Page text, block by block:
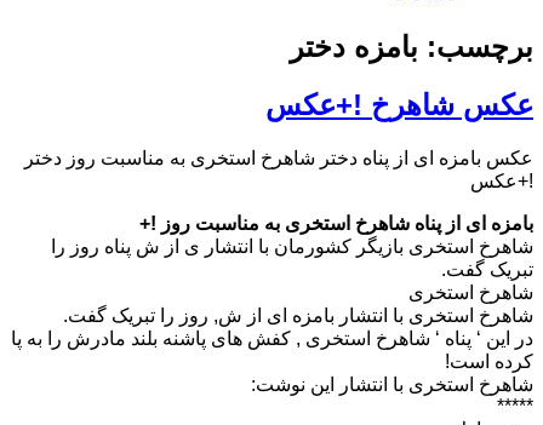
برچسب: بامزه دختر
عکس شاهرخ !+عکس
عکس بامزه ای از پناه دختر شاهرخ استخری به مناسبت روز دختر
!+عکس
بامزه ای از پناه شاهرخ استخری به مناسبت روز !+
شاهرخ استخری بازیگر کشورمان با انتشار ی از ش پناه روز را
تبریک گفت.
شاهرخ استخری
شاهرخ استخری با انتشار بامزه ای از ش, روز را تبریک گفت.
در این ‘ پناه ‘ شاهرخ استخری , کفش های پاشنه بلند مادرش را به پا
کرده است!
شاهرخ استخری با انتشار این نوشت:
*****